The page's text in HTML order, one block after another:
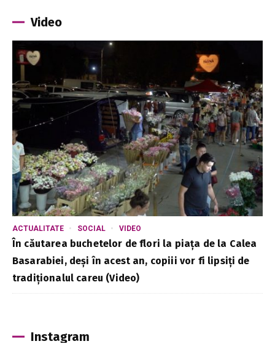
Video
ACTUALITATE SOCIAL VIDEO
În căutarea buchetelor de flori la piața de la Calea
Basarabiei, deși în acest an, copiii vor fi lipsiți de
tradiționalul careu (Video)
Instagram